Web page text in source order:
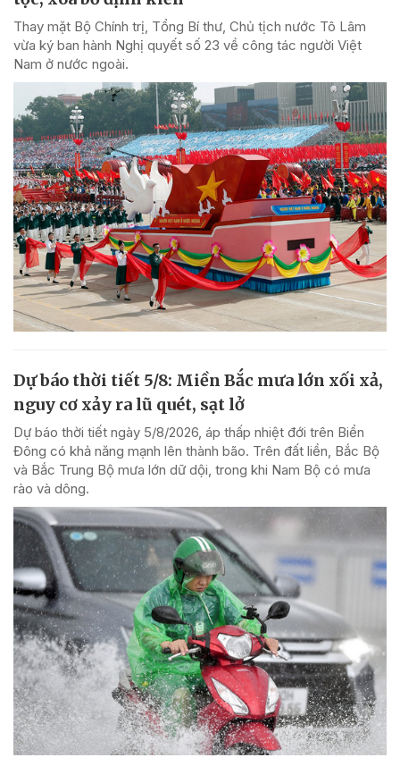
Thay mặt Bộ Chính trị, Tổng Bí thư, Chủ tịch nước Tô Lâm
vừa ký ban hành Nghị quyết số 23 về công tác người Việt
Nam ở nước ngoài.
Dự báo thời tiết 5/8: Miền Bắc mưa lớn xối xả,
nguy cơ xảy ra lũ quét, sạt lở
Dự báo thời tiết ngày 5/8/2026, áp thấp nhiệt đới trên Biển
Đông có khả năng mạnh lên thành bão. Trên đất liền, Bắc Bộ
và Bắc Trung Bộ mưa lớn dữ dội, trong khi Nam Bộ có mưa
rào và dông.